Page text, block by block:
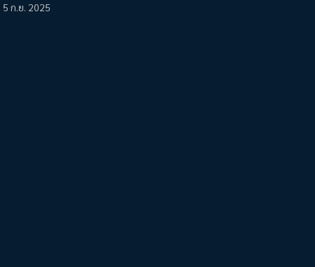
5 ก.ย. 2025